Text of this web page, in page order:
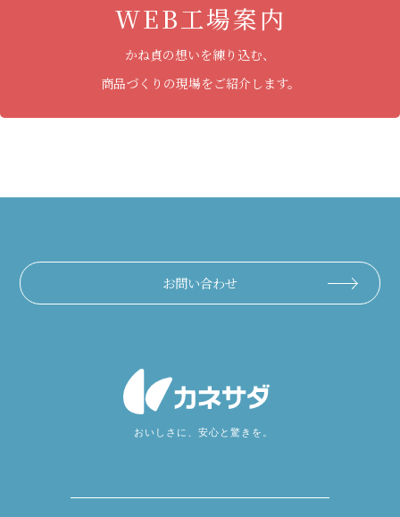
WEB工場案内
かね貞の想いを練り込む、
商品づくりの現場をご紹介します。
お問い合わせ